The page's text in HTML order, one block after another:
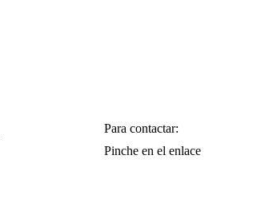
Para contactar:
Pinche en el enlace